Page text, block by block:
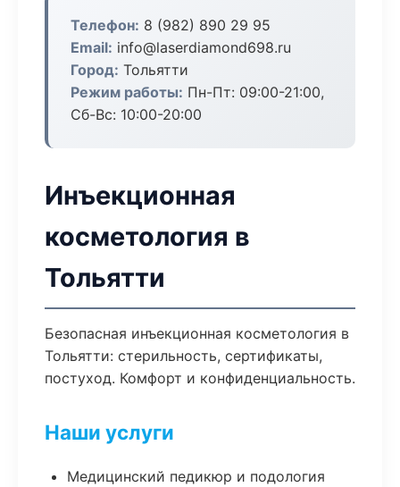
Телефон: 8 (982) 890 29 95
Email: info@laserdiamond698.ru
Город: Тольятти
Режим работы: Пн-Пт: 09:00-21:00,
Сб-Вс: 10:00-20:00
Инъекционная
косметология в
Тольятти
Безопасная инъекционная косметология в
Тольятти: стерильность, сертификаты,
постуход. Комфорт и конфиденциальность.
Наши услуги
Медицинский педикюр и подология